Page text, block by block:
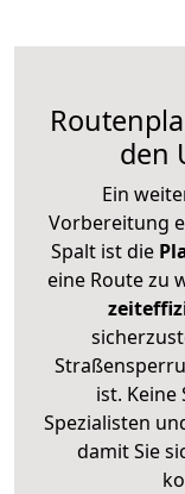
den
Ein
Vorbereitung
Spalt ist die
eine Route zu
ist.
Spezialisten
damit Sie